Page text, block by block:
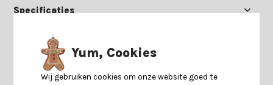
Specificaties
Reviews Yum, Cookies
Wij gebruiken cookies om onze website goed te